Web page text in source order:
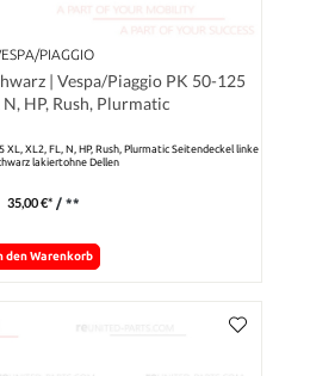
PIAGGIO
| Vespa/Piaggio PK 50-125
N, HP, Rush, Plurmatic
XL, XL2, FL, N, HP, Rush, Plurmatic Seitendeckel linke
lakiertohne Dellen
35,00 €* / **
den Warenkorb